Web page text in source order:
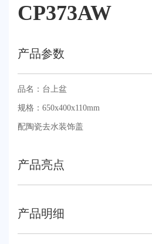
CP373AW
产品参数
品名：台上盆
规格：650x400x110mm
配陶瓷去水装饰盖
产品亮点
产品明细